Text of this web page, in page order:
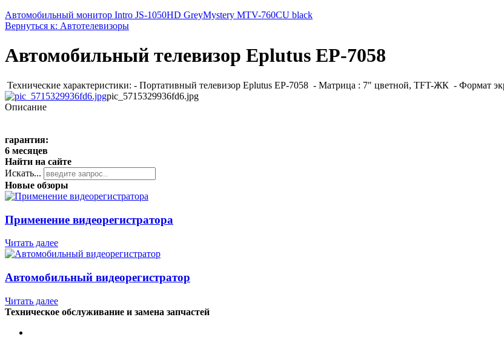
Автомобильный монитор Intro JS-1050HD GreyMystery MTV-760CU black
Вернуться к: Автотелевизоры
Автомобильный телевизор Eplutus EP-7058
Технические характеристики: - Портативный телевизор Eplutus EP-7058 - Матрица : 7" цветной, TFT-ЖК - Формат
pic_5715329936fd6.jpg
Описание
гарантия:
6 месяцев
Найти на сайте
Искать...
Новые обзоры
Применение видеорегистратора
Читать далее
Автомобильный видеорегистратор
Читать далее
Техническое обслуживание и замена запчастей